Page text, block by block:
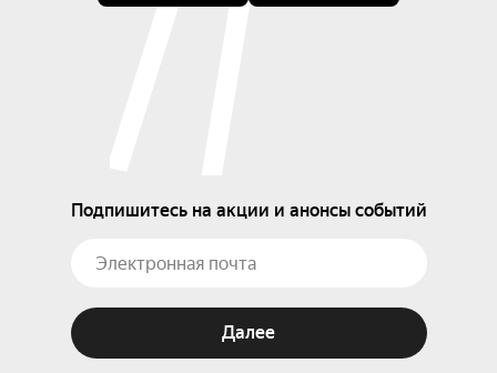
Подпишитесь на акции и анонсы событий
Далее